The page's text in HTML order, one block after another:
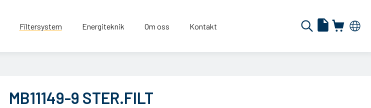
Filtersystem Energiteknik Om oss Kontakt
MB11149-9 STER.FILT